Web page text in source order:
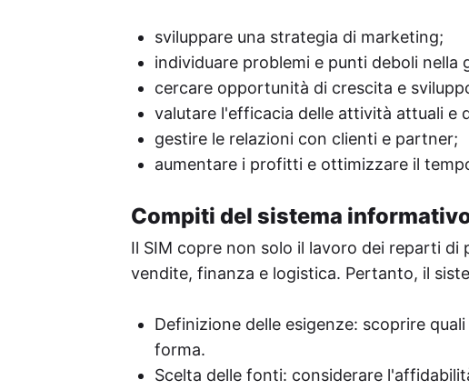
sviluppare una strategia di marketing;
individuare problemi e punti deboli nella
cercare opportunità di crescita e
valutare l'efficacia delle attività attuali e
gestire le relazioni con clienti e partner;
aumentare i profitti e ottimizzare il
Compiti del sistema
Il SIM copre non solo il lavoro dei reparti
vendite, finanza e logistica. Pertanto, il
Definizione delle esigenze: scoprire
forma.
Scelta delle fonti: considerare